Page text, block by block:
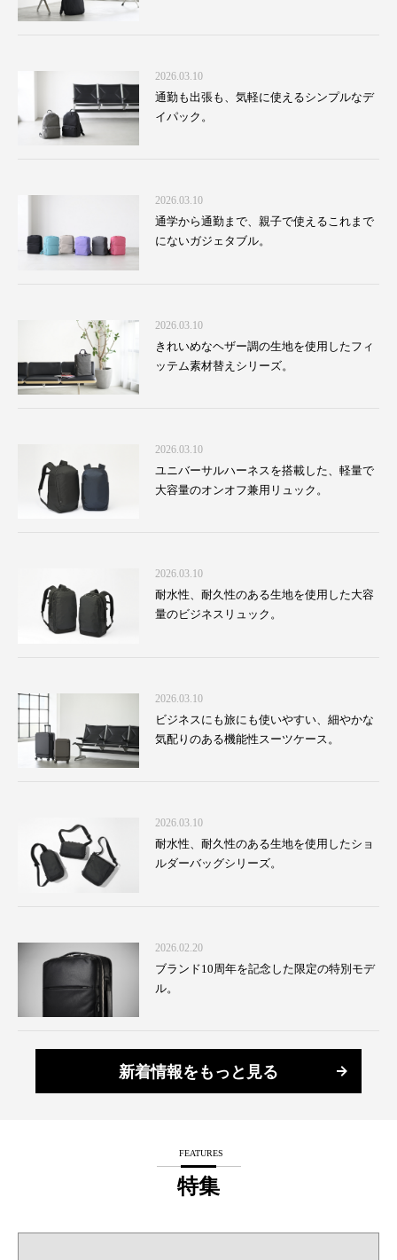
2026.03.10
通勤も出張も、気軽に使えるシンプルなデ
イパック。
2026.03.10
通学から通勤まで、親子で使えるこれまで
にないガジェタブル。
2026.03.10
きれいめなヘザー調の生地を使用したフィ
ッテム素材替えシリーズ。
2026.03.10
ユニバーサルハーネスを搭載した、軽量で
大容量のオンオフ兼用リュック。
2026.03.10
耐水性、耐久性のある生地を使用した大容
量のビジネスリュック。
2026.03.10
ビジネスにも旅にも使いやすい、細やかな
気配りのある機能性スーツケース。
2026.03.10
耐水性、耐久性のある生地を使用したショ
ルダーバッグシリーズ。
2026.02.20
ブランド10周年を記念した限定の特別モデ
ル。
新着情報をもっと見る
FEATURES
特集